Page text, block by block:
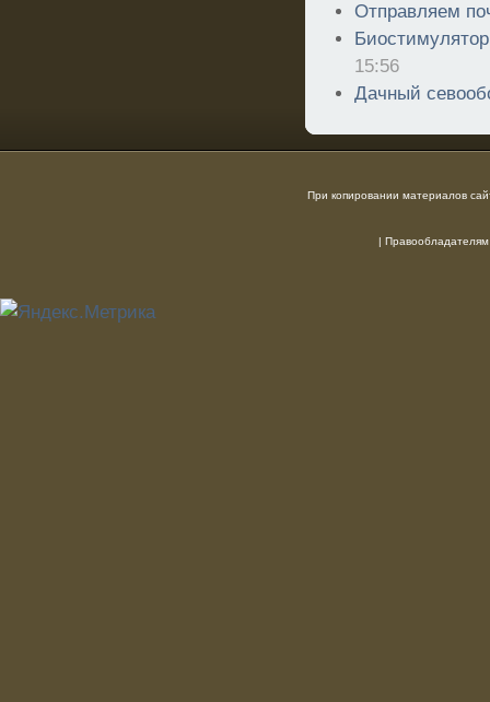
Отправляем
15:56
Дачный
При копировании материалов
| Правообладателям